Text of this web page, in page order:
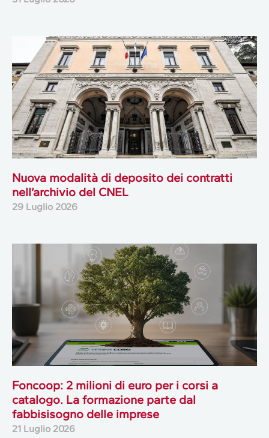
Nuova modalità di deposito dei contratti
nell’archivio del CNEL
29 Luglio 2026
Foncoop: 2 milioni di euro per i corsi a
catalogo. La formazione parte dal
fabbisisogno delle imprese
21 Luglio 2026